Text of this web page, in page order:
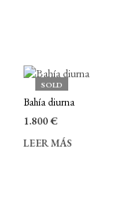
SOLD
Bahía diurna
1.800€
LEER MÁS